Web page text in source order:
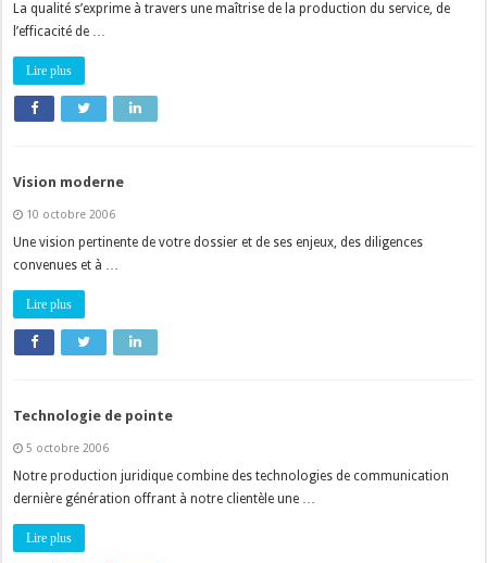
La qualité s’exprime à travers une maîtrise de la production du service, de
l’efficacité de …
Lire plus
Vision moderne
10 octobre 2006
Une vision pertinente de votre dossier et de ses enjeux, des diligences
convenues et à …
Lire plus
Technologie de pointe
5 octobre 2006
Notre production juridique combine des technologies de communication
dernière génération offrant à notre clientèle une …
Lire plus